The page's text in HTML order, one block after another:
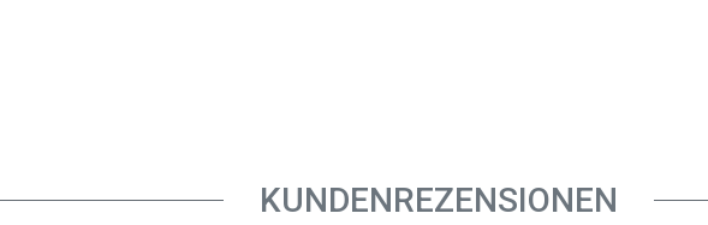
KUNDENREZENSIONEN